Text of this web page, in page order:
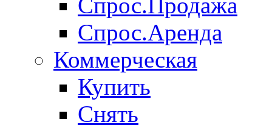
Спрос.Аренда
Коммерческая
Купить
Снять